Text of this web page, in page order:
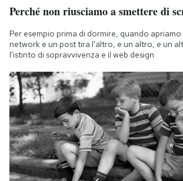
Perché non riusciamo a smettere di
Per esempio prima di dormire, quando
network e un post tira l'altro, e un altro, e un
l'istinto di sopravvivenza e il web design